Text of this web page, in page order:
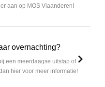
aan op MOS Vlaanderen!
overnachting?
een meerdaagse uitstap of
hier voor meer informatie!